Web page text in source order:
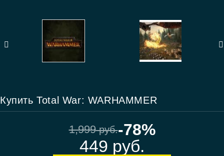
Купить Total War: WARHAMMER
1,999руб.-78%
449 руб.